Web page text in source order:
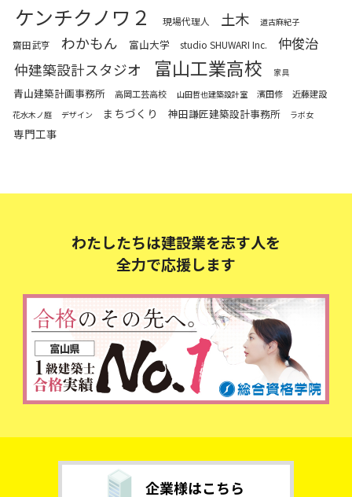
ケンチクノワ２ 現場代理人 土木 道古麻紀子
齋田武亨 わかもん 富山大学 studio SHUWARI Inc.
仲俊治
仲建築設計スタジオ
富山工業高校 家具
青山建築計画事務所 高岡工芸高校 山田哲也建築設計室 濱田修 近藤建設
花水木ノ庭 デザイン まちづくり 神田謙匠建築設計事務所 ラボ女
専門工事
わたしたちは建設業を志す人を
全力で応援します